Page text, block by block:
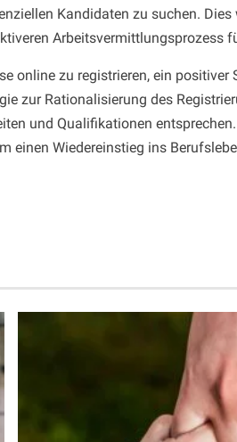
Kandidaten zu suchen.
Arbeitsvermittlungsprozess
online zu registrieren, ein
zur Rationalisierung des
und Qualifikationen
einen Wiedereinstieg ins